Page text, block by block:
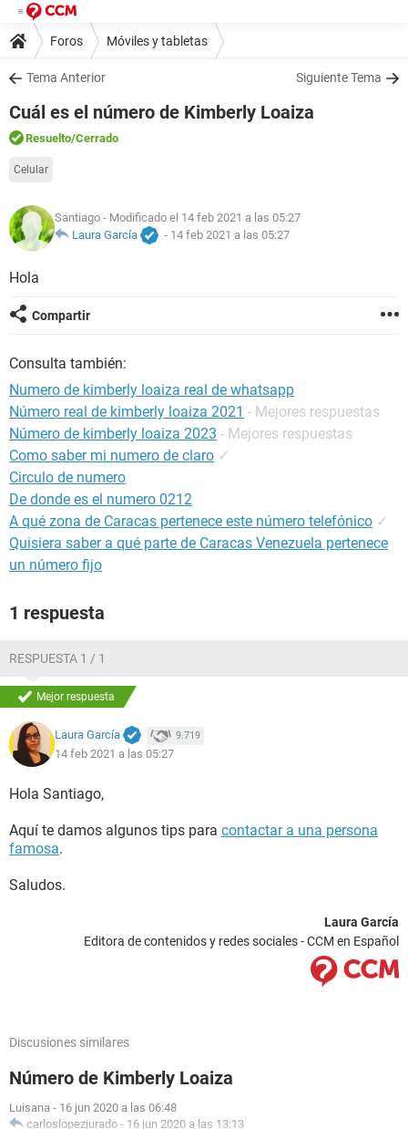
Foros Móviles y tabletas
Tema Anterior Siguiente Tema
Cuál es el número de Kimberly Loaiza
Resuelto/Cerrado
Celular
Santiago - Modificado el 14 feb 2021 a las 05:27
Laura García
- 14 feb 2021 a las 05:27
Hola
Compartir
Consulta también:
Numero de kimberly loaiza real de whatsapp
Número real de kimberly loaiza 2021 - Mejores respuestas
Número de kimberly loaiza 2023 - Mejores respuestas
Como saber mi numero de claro ✓
Circulo de numero
De donde es el numero 0212
A qué zona de Caracas pertenece este número telefónico ✓
Quisiera saber a qué parte de Caracas Venezuela pertenece
un número fijo
1 respuesta
RESPUESTA 1 / 1
Mejor respuesta
Laura García 9.719
14 feb 2021 a las 05:27
Hola Santiago,
Aquí te damos algunos tips para contactar a una persona
famosa.
Saludos.
Laura García
Editora de contenidos y redes sociales - CCM en Español
Discusiones similares
Número de Kimberly Loaiza
Luisana - 16 jun 2020 a las 06:48
carloslopezjurado - 16 jun 2020 a las 13:13